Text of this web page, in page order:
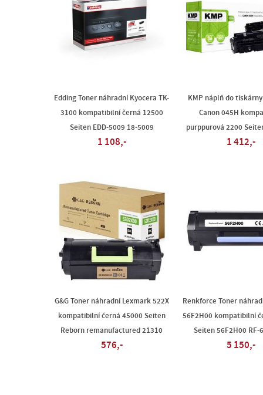
Edding Toner náhradní Kyocera TK-
3100 kompatibilní černá 12500
Seiten EDD-5009 18-5009
1 108,-
KMP náplň do
Canon 045H
purppurová 2200
1 412,-
G&G Toner náhradní Lexmark 522X
kompatibilní černá 45000 Seiten
Reborn remanufactured 21310
576,-
Renkforce Toner
56F2H00 kompatibilní
Seiten 56F2H00 RF-
5 150,-